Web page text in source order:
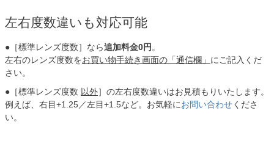
左右度数違いも対応可能
●［標準レンズ度数］なら追加料金0円 。
左右のレンズ度数をお買い物手続き画面の「通信欄」 にご記入くだ
さい。
●［標準レンズ度数 以外］の左右度数違いはお見積もりいたします。
例えば、右目+1.25／左目+1.5など。お気軽にお問い合わせくださ
い。